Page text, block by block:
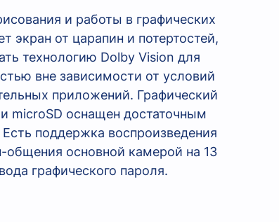
и работы в графических
экран от царапин и потертостей,
технологию Dolby Vision для
вне зависимости от условий
приложений. Графический
microSD оснащен достаточным
поддержка воспроизведения
основной камерой на 13
графического пароля.